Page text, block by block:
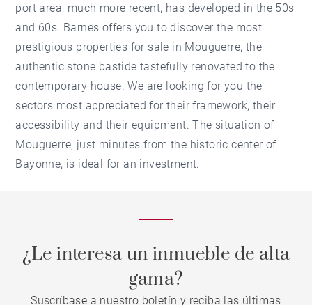
port area, much more recent, has developed in the 50s
and 60s. Barnes offers you to discover the most
prestigious properties for sale in Mouguerre, the
authentic stone bastide tastefully renovated to the
contemporary house. We are looking for you the
sectors most appreciated for their framework, their
accessibility and their equipment. The situation of
Mouguerre, just minutes from the historic center of
Bayonne, is ideal for an investment.
¿Le interesa un inmueble de alta
gama?
Suscríbase a nuestro boletín y reciba las últimas